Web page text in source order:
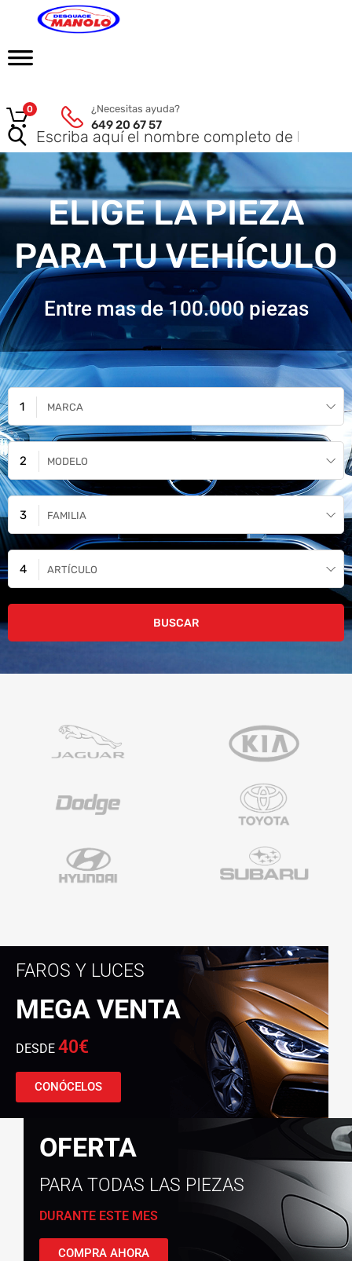
¿Necesitas ayuda?
649 20 67 57
0
ELIGE LA PIEZA
PARA TU VEHÍCULO
Entre mas de 100.000 piezas
MARCA
MODELO
FAMILIA
ARTÍCULO
FAROS Y LUCES
MEGA VENTA
DESDE 40€
CONÓCELOS
OFERTA
PARA TODAS LAS PIEZAS
DURANTE ESTE MES
COMPRA AHORA